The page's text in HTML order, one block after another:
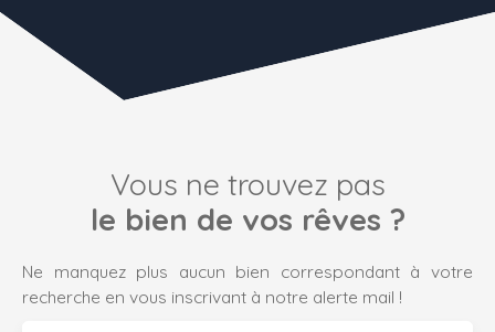
Vous ne trouvez pas
le bien de vos rêves ?
Ne manquez plus aucun bien correspondant à votre
recherche en vous inscrivant à notre alerte mail !